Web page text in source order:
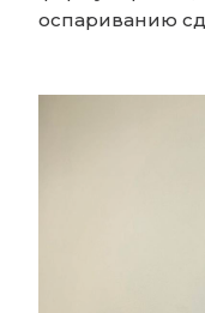
оспариванию